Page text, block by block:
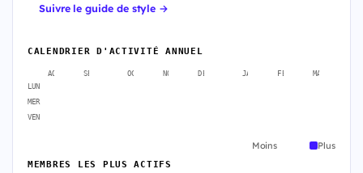
Suivre le guide de style →
CALENDRIER D'ACTIVITÉ ANNUEL
AOÛT SEPT. OCT. NOV. DÉC. JANV. FÉVR. MARS
LUN
MER
VEN
Moins Plus
MEMBRES LES PLUS ACTIFS